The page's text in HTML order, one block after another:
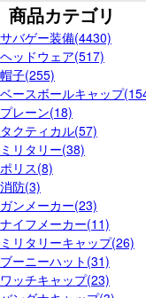
商品カテゴリ
サバゲー装備(4430)
ヘッドウェア(517)
帽子(255)
ベースボールキャップ
プレーン(18)
タクティカル(57)
ミリタリー(38)
ポリス(8)
消防(3)
ガンメーカー(23)
ナイフメーカー(11)
ミリタリーキャップ(26)
ブーニーハット(31)
ワッチキャップ(23)